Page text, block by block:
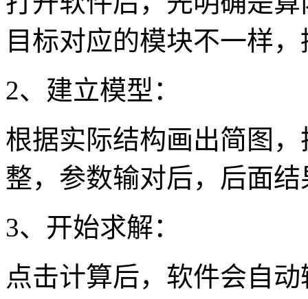
目标对应的模块不一样
2、建立模型：
根据实际结构画出简图
整，参数输对后，后面
3、开始求解：
点击计算后，软件会自